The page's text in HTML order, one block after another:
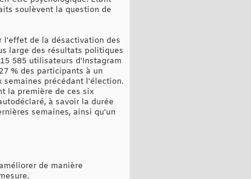
soulèvent la question de
l'effet de la désactivation des
large des résultats politiques
585 utilisateurs d'Instagram
% des participants à un
précédant l'élection.
la première de ces six
à savoir la durée
semaines, ainsi qu'un
de manière